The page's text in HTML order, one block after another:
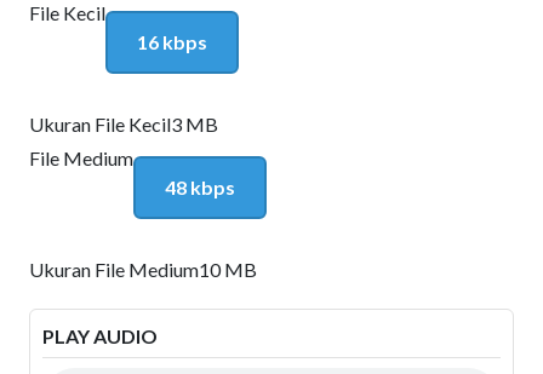
File Kecil
16 kbps
Ukuran File Kecil3 MB
File Medium
48 kbps
Ukuran File Medium10 MB
PLAY AUDIO